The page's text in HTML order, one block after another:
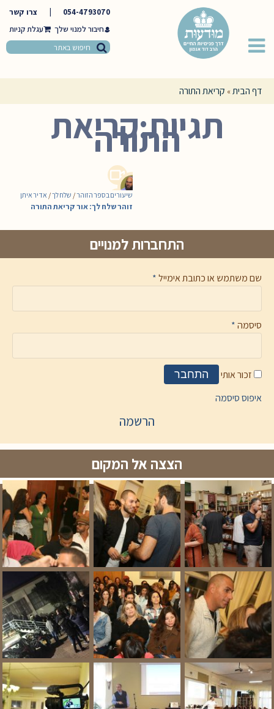
054-4793070
צרו קשר
חיבור למנוי שלך
דף הבית» קריאת התורה
תגיות:קריאת
התורה
שיעורים בספר הזוהר/ שלח לך/ אדיר איתן
זוהר שלח לך: אור קריאת התורה
התחברות למנויים
שם משתמש או כתובת אימייל*
סיסמה*
זכור אותי התחבר
איפוס סיסמה
הרשמה
הצצה אל המקום